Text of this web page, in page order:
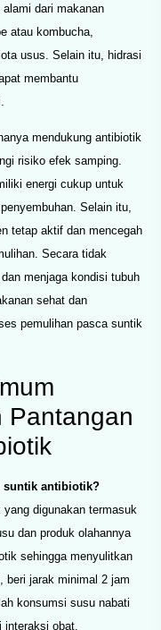
dari makanan
atau kombucha,
usus. Selain itu, hidrasi
membantu
mendukung antibiotik
risiko efek samping.
energi cukup untuk
Selain itu,
tetap aktif dan mencegah
Secara tidak
menjaga kondisi tubuh
sehat dan
pemulihan pasca suntik
Pantangan
suntik antibiotik?
digunakan termasuk
dan produk olahannya
sehingga menyulitkan
beri jarak minimal 2 jam
konsumsi susu nabati
obat.